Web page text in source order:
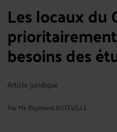
Les locaux du
besoins des
Article juridique
ParMe Raymond AUTEVILLE